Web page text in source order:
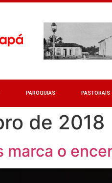
PARÓQUIAS PASTORAIS
de 2018
marca o